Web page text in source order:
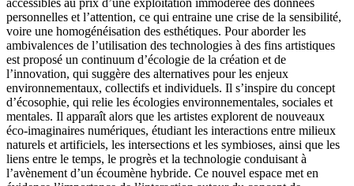
accessibles au prix d’une exploitation immodérée des données
personnelles et l’attention, ce qui entraine une crise de la sensibilité,
voire une homogénéisation des esthétiques. Pour aborder les
ambivalences de l’utilisation des technologies à des fins artistiques
est proposé un continuum d’écologie de la création et de
l’innovation, qui suggère des alternatives pour les enjeux
environnementaux, collectifs et individuels. Il s’inspire du concept
d’écosophie, qui relie les écologies environnementales, sociales et
mentales. Il apparaît alors que les artistes explorent de nouveaux
éco-imaginaires numériques, étudiant les interactions entre milieux
naturels et artificiels, les intersections et les symbioses, ainsi que les
liens entre le temps, le progrès et la technologie conduisant à
l’avènement d’un écoumène hybride. Ce nouvel espace met en